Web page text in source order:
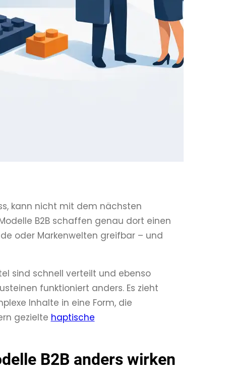
kann nicht mit dem nächsten
B2B schaffen genau dort einen
oder Markenwelten greifbar – und
sind schnell verteilt und ebenso
funktioniert anders. Es zieht
Inhalte in eine Form, die
gezielte haptische
B2B anders wirken